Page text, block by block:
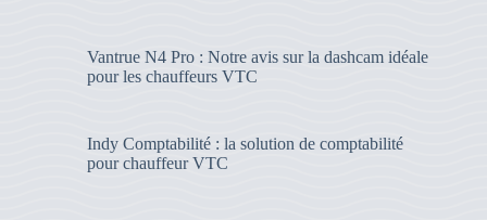
Vantrue N4 Pro : Notre avis sur la dashcam idéale
pour les chauffeurs VTC
Indy Comptabilité : la solution de comptabilité
pour chauffeur VTC